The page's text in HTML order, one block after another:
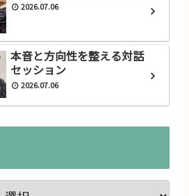
2026.07.06
本音と方向性を整える対話
セッション
2026.07.06